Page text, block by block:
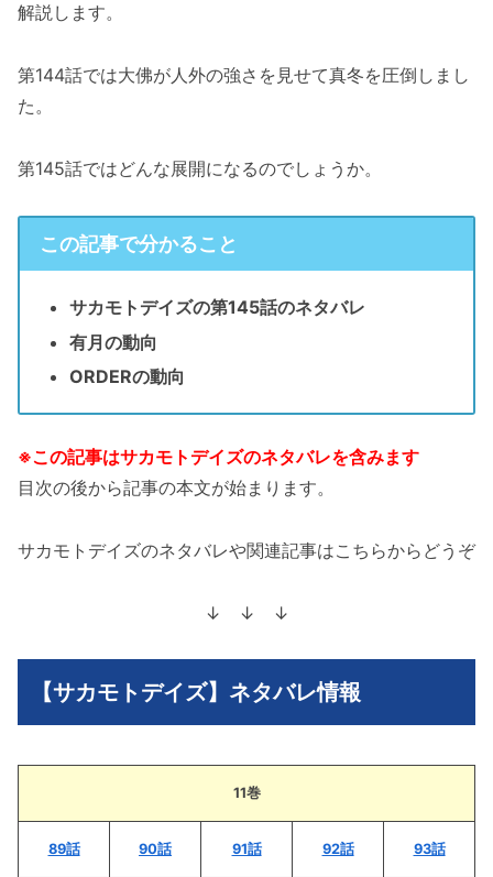
解説します。
第144話では大佛が人外の強さを見せて真冬を圧倒しまし
た。
第145話ではどんな展開になるのでしょうか。
この記事で分かること
サカモトデイズの第145話のネタバレ
有月の動向
ORDERの動向
※この記事はサカモトデイズのネタバレを含みます
目次の後から記事の本文が始まります。
サカモトデイズのネタバレや関連記事はこちらからどうぞ
↓ ↓ ↓
【サカモトデイズ】ネタバレ情報
11巻
89話 90話 91話 92話 93話